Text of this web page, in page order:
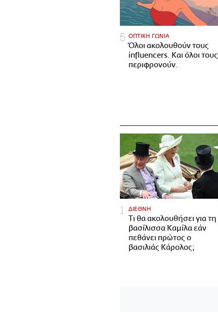
ΟΠΤΙΚΗ ΓΩΝΙΑ
Όλοι ακολουθούν τους
influencers. Και όλοι τους
περιφρονούν.
ΔΙΕΘΝΗ
Τι θα ακολουθήσει για τη
βασίλισσα Καμίλα εάν
πεθάνει πρώτος ο
βασιλιάς Κάρολος;